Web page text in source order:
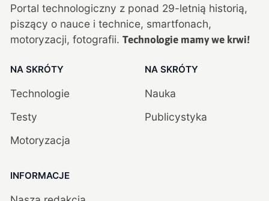
Portal technologiczny z ponad 29-letnią historią,
piszący o nauce i technice, smartfonach,
motoryzacji, fotografii. Technologie mamy we krwi!
NA SKRÓTY
Technologie
Testy
Motoryzacja
NA SKRÓTY
Nauka
Publicystyka
INFORMACJE